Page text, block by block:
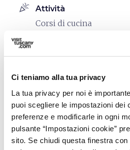
Ci teniamo alla tua privacy
La tua privacy per noi è
puoi scegliere le impostazioni dei
preferenze e modificarle in ogni
pulsante “Impostazioni cookie”
sito. Se chiudi questa finestra
celebration Attività
Corsi di cucina
family_restroom
(accessibilità)
In carrozzina
self_improvement Benessere